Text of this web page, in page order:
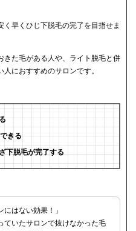
早くひじ下脱毛の完了を目指せま
きた毛がある人や、ライト脱毛と併
におすすめのサロンです。
きる
下脱毛が完了する
にはない効果！」
ていたサロンで抜けなかった毛